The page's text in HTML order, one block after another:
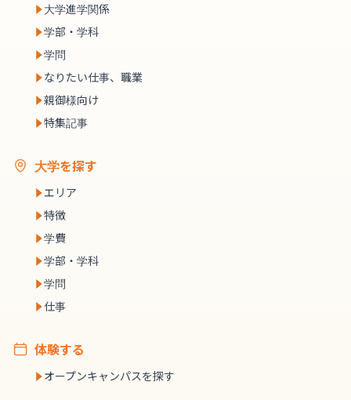
大学進学関係
学部・学科
学問
なりたい仕事、職業
親御様向け
特集記事
大学を探す
エリア
特徴
学費
学部・学科
学問
仕事
体験する
オープンキャンパスを探す